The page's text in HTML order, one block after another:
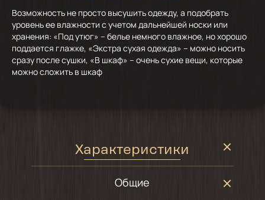
Возможность не просто высушить одежду, а подобрать
уровень ее влажности с учетом дальнейшей носки или
хранения: «Под утюг» – белье немного влажное, но хорошо
поддается глажке, «Экстра сухая одежда» – можно носить
сразу после сушки, «В шкаф» – очень сухие вещи, которые
можно сложить в шкаф
Характеристики
Общие